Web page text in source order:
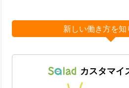
新しい働き方を知
カスタマイ